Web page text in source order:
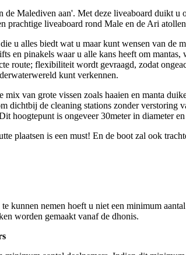
de Malediven aan'. Met deze liveaboard duikt u
prachtige liveaboard rond Male en de Ari
u alles biedt wat u maar kunt wensen van
en pinakels waar u alle kans heeft om mantas,
route; flexibiliteit wordt gevraagd, zodat
kunt verkennen.
mix van grote vissen zoals haaien en manta
dichtbij de cleaning stations zonder verstoring
hoogtepunt is ongeveer 30meter in diameter
plaatsen is een must! En de boot zal ook
kunnen nemen hoeft u niet een minimum
worden gemaakt vanaf de dhonis.